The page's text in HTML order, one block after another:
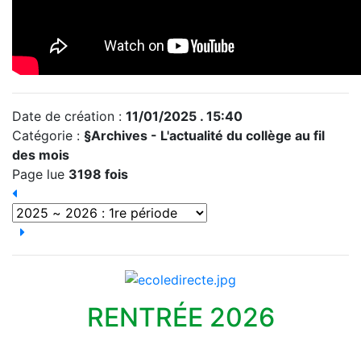
Date de création : 11/01/2025 . 15:40
Catégorie : §Archives - L'actualité du collège au fil
des mois
Page lue 3198 fois
RENTRÉE 2026